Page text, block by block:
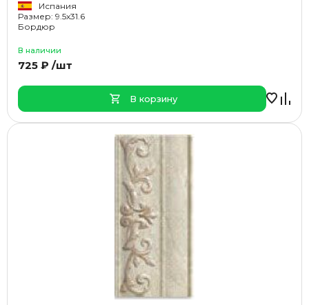
Испания
Размер: 9.5x31.6
Бордюр
В наличии
725 ₽ /шт
В корзину